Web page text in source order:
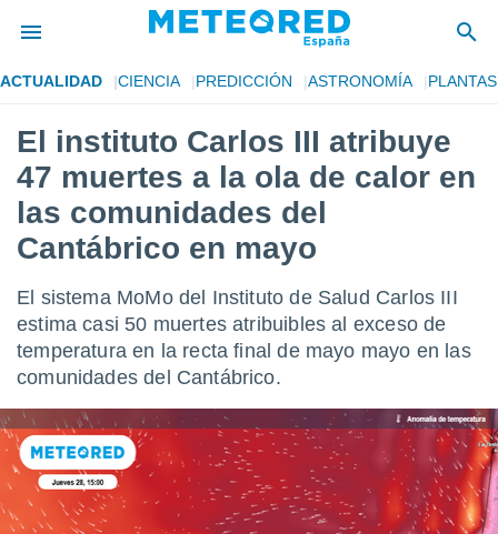
de
por
para
la
que se
calidad.
las
forma
digital
basada
ACTUALIDAD CIENCIA PREDICCIÓN ASTRONOMÍA PLANTAS
El instituto Carlos III atribuye
47 muertes a la ola de calor en
las comunidades del
Cantábrico en mayo
El sistema MoMo del Instituto de Salud Carlos III
estima casi 50 muertes atribuibles al exceso de
temperatura en la recta final de mayo mayo en las
comunidades del Cantábrico.